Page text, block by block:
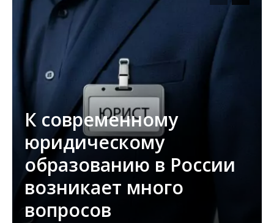
К современному
юридическому
образованию в России
возникает много
вопросов